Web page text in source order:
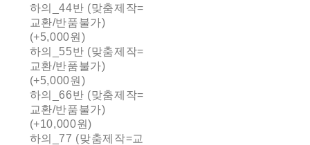
하의_44반 (맞춤제작=
교환/반품불가)
(+5,000원)
하의_55반 (맞춤제작=
교환/반품불가)
(+5,000원)
하의_66반 (맞춤제작=
교환/반품불가)
(+10,000원)
하의_77 (맞춤제작=교